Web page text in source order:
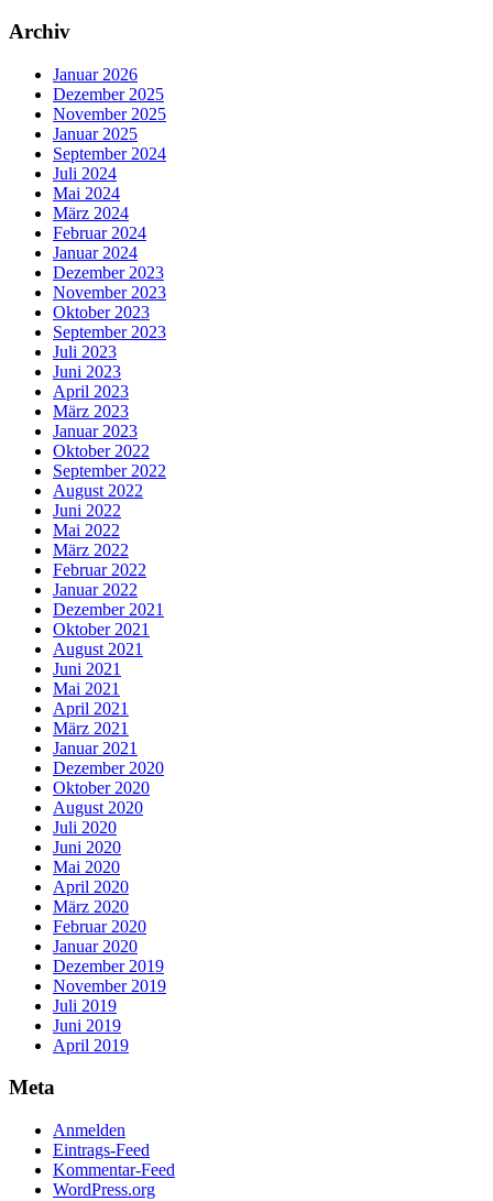
Archiv
Januar 2026
Dezember 2025
November 2025
Januar 2025
September 2024
Juli 2024
Mai 2024
März 2024
Februar 2024
Januar 2024
Dezember 2023
November 2023
Oktober 2023
September 2023
Juli 2023
Juni 2023
April 2023
März 2023
Januar 2023
Oktober 2022
September 2022
August 2022
Juni 2022
Mai 2022
März 2022
Februar 2022
Januar 2022
Dezember 2021
Oktober 2021
August 2021
Juni 2021
Mai 2021
April 2021
März 2021
Januar 2021
Dezember 2020
Oktober 2020
August 2020
Juli 2020
Juni 2020
Mai 2020
April 2020
März 2020
Februar 2020
Januar 2020
Dezember 2019
November 2019
Juli 2019
Juni 2019
April 2019
Meta
Anmelden
Eintrags-Feed
Kommentar-Feed
WordPress.org